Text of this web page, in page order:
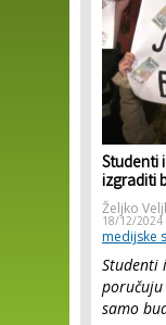
Studenti
izgraditi
Željko
18/12/2024
medijske
Studenti
samo